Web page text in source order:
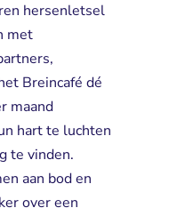
hersenletsel
met
Breincafé dé
maand
hart te luchten
te vinden.
aan bod en
over een